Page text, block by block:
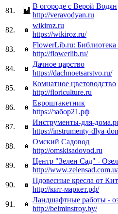
81.
В огороде с Верой Водян
http://veravodyan.ru
82.
wikiroz.ru
https://wikiroz.ru/
83.
FlowerLib.ru: Библиотека
http://flowerlib.ru/
84.
Дачное царство
https://dachnoetsarstvo.ru/
85.
Комнатное цветоводство
http://floriculture.ru
86.
Евроштакетник
https://забор21.рф
87.
Инструменты-для-
https://instrumenty-dlya-
88.
Омский Садовод
http://omskisadovod.ru
89.
Центр "Зелен Сад" -
http://
90.
Пдовесные кресла от
http://кит-маркет.рф/
91.
Ландшафтные работы -
http://belminstroy.by/